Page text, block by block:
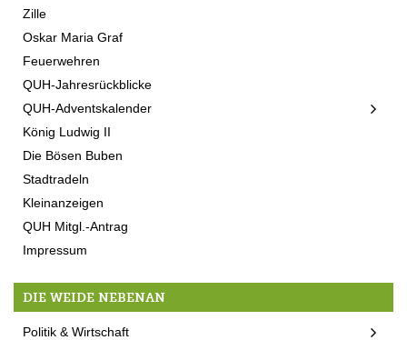
Zille
Oskar Maria Graf
Feuerwehren
QUH-Jahresrückblicke
QUH-Adventskalender
König Ludwig II
Die Bösen Buben
Stadtradeln
Kleinanzeigen
QUH Mitgl.-Antrag
Impressum
DIE WEIDE NEBENAN
Politik & Wirtschaft